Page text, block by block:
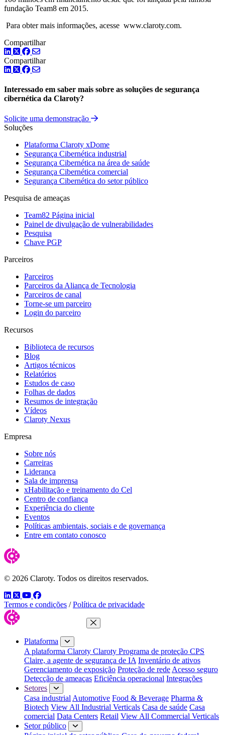
fundação Team8 em 2015.
Para obter mais informações, acesse www.claroty.com.
Compartilhar
LinkedIn
TwitterFacebook
Compartilhar
LinkedIn
TwitterFacebook
Interessado em saber mais sobre as soluções de segurança
cibernética da Claroty?
Solicite uma demonstração
Soluções
Plataforma Claroty xDome
Segurança Cibernética industrial
Segurança Cibernética na área de saúde
Segurança Cibernética comercial
Segurança Cibernética do setor público
Pesquisa de ameaças
Team82 Página inicial
Painel de divulgação de vulnerabilidades
Pesquisa
Chave PGP
Parceiros
Parceiros
Parceiros da Aliança de Tecnologia
Parceiros de canal
Torne-se um parceiro
Login do parceiro
Recursos
Biblioteca de recursos
Blog
Artigos técnicos
Relatórios
Estudos de caso
Folhas de dados
Resumos de integração
Vídeos
Claroty Nexus
Empresa
Sobre nós
Carreiras
Liderança
Sala de imprensa
xHabilitação e treinamento do Cel
Centro de confiança
Experiência do cliente
Eventos
Políticas ambientais, sociais e de governança
Entre em contato conosco
© 2026 Claroty. Todos os direitos reservados.
LinkedIn
TwitterYouTube
Facebook
Termos e condições / Política de privacidade
Fechar menu
Plataforma
A plataforma Claroty Claroty Programa de proteção CPS
Claire, a agente de segurança de IA Inventário de ativos
Gerenciamento de exposição Proteção de rede Acesso seguro
Detecção de ameaças Eficiência operacional Integrações
Setores
Casa industrial Automotive Food & Beverage Pharma &
Biotech View All Industrial Verticals Casa de saúde Casa
comercial Data Centers Retail View All Commercial Verticals
Setor público